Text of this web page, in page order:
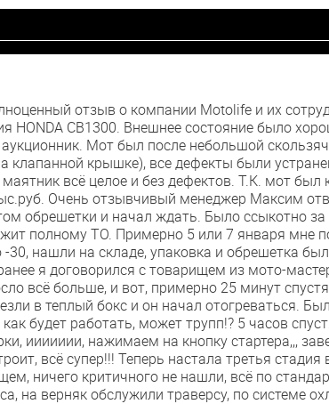
отзыв о компании Motolife и их
CB1300. Внешнее состояние было
Мот был после небольшой
клапанной крышке), все дефекты были
всё целое и без дефектов. Т.К. мот был
Очень отзывчивый менеджер Максим
обрешетки и начал ждать. Было ссыкотно за
полному ТО. Примерно 5 или 7 января мне
нашли на складе, упаковка и обрешетка
я договорился с товарищем из мото-
всё больше, и вот, примерно 25 минут
в теплый бокс и он начал отогреваться.
будет работать, может трупп!? 5 часов
иииииии, нажимаем на кнопку стартера,,,
всё супер!!! Теперь настала третья
ничего критичного не нашли, всё по
на верняк обслужили траверсу, по системе